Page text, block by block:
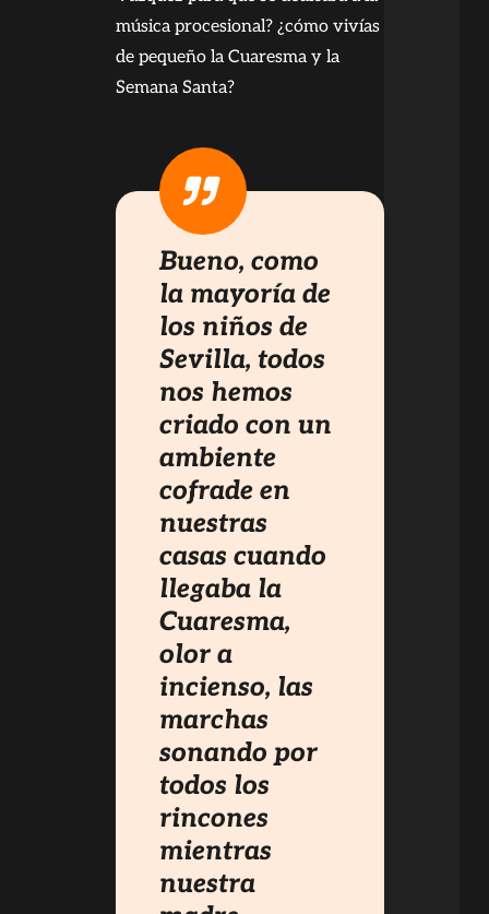
música procesional? ¿cómo vivías
de pequeño la Cuaresma y la
Semana Santa?
Bueno, como
la mayoría de
los niños de
Sevilla, todos
nos hemos
criado con un
ambiente
cofrade en
nuestras
casas cuando
llegaba la
Cuaresma,
olor a
incienso, las
marchas
sonando por
todos los
rincones
mientras
nuestra